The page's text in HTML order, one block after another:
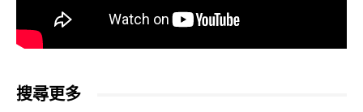
搜尋更多